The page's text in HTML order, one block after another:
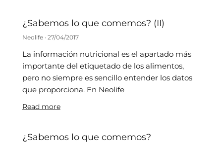
¿Sabemos lo que comemos? (II)
Neolife 27/04/2017
La información nutricional es el apartado más
importante del etiquetado de los alimentos,
pero no siempre es sencillo entender los datos
que proporciona. En Neolife
Read more
¿Sabemos lo que comemos?